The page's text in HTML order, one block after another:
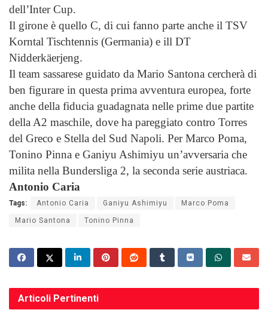
dell’Inter Cup.
Il girone è quello C, di cui fanno parte anche il TSV
Korntal Tischtennis (Germania) e ill DT
Nidderkäerjeng.
Il team sassarese guidato da Mario Santona cercherà di
ben figurare in questa prima avventura europea, forte
anche della fiducia guadagnata nelle prime due partite
della A2 maschile, dove ha pareggiato contro Torres
del Greco e Stella del Sud Napoli. Per Marco Poma,
Tonino Pinna e Ganiyu Ashimiyu un’avversaria che
milita nella Bundersliga 2, la seconda serie austriaca.
Antonio Caria
Tags: Antonio Caria Ganiyu Ashimiyu Marco Poma
Mario Santona Tonino Pinna
Articoli Pertinenti